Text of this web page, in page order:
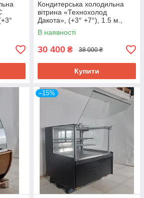
см.,
Кондитерська холодильна
вітрина «Технохолод
Дакота», (+3° +7°), 1.5 м.,
(Україна), Б/у
В наявності
30 400 ₴ 38 000 ₴
Купити
–15%